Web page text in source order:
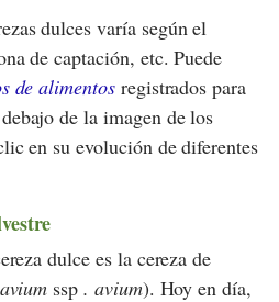
dulces varía según el
de captación, etc. Puede
de alimentosregistrados para
de la imagen de los
en su evolución de diferentes
dulce es la cereza de
ssp. avium). Hoy en día,